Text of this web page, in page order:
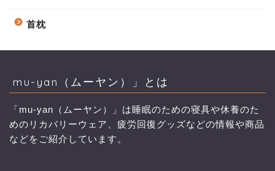
首枕
mu-yan（ムーヤン）」とは
「mu-yan（ムーヤン）」は睡眠のための寝具や休養のた
めのリカバリーウェア、疲労回復グッズなどの情報や商品
などをご紹介しています。